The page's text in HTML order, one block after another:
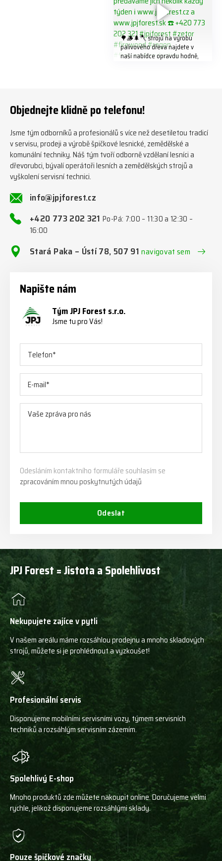
🌳🪵🌲🪓 strojů na výrobu
palivového dřeva najdete v
naší nabídce opravdu hodně,
#firewoodproduction
Objednejte klidně po telefonu!
Jsme tým odborníků a profesionálů s více než desetiletou tradicí
v servisu, prodeji a výrobě špičkové lesnické, zemědělské a
komunální techniky. Náš tým tvoří odborně vzdělaní lesníci a
dřevorubci, bývalí operátoři lesních a zemědělských strojů a
vyškolení servisní technici.
info@jpjforest.cz
+420 773 202 321Po-Pá: 7:00 – 11:30 a 12:30 –
16:00
Stará Paka – Ústí 78, 507 91navigovat sem
Napište nám
Tým JPJ Forest s.r.o.
Jsme tu pro Vás!
Odesláním kontaktního formuláře souhlasím se
zpracováním mnou poskytnutých údajů
Odeslat
JPJ Forest = Jistota a Spolehlivost
Nekupujete zajíce v pytli
V našem areálu máme rozsáhlou prodejnu a mnoho skladových
strojů, můžete si je prohlédnout a vyzkoušet!
Profesionální servis
Disponujeme mobilními servisními vozy, týmem servisních
techniků a rozsáhlým servisním zázemím.
Spolehlivý E-shop
Mnoho produktů zde můžete nakoupit online. Doručujeme velmi
rychle, jelikož disponujeme rozsáhlými sklady.
Pouze špičkové značky